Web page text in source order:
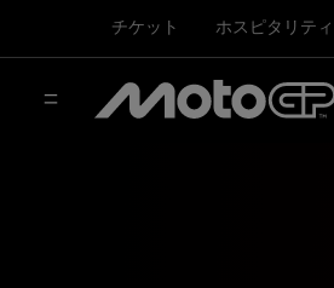
チケット ホスピタリティ